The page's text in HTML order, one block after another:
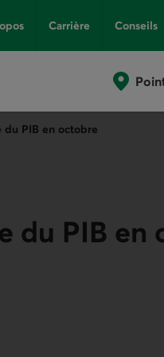
Carrière Conseils
du PIB en octobre
du PIB en